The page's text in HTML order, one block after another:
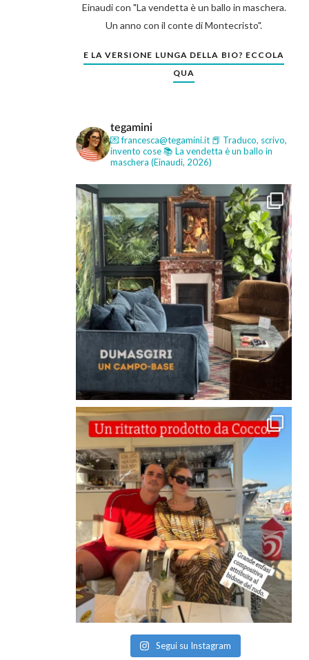
Einaudi con "La vendetta è un ballo in maschera.
Un anno con il conte di Montecristo".
E LA VERSIONE LUNGA DELLA BIO? ECCOLA
QUA
tegamini
💌 francesca@tegamini.it 📕 Traduco, scrivo,
invento cose📚 La vendetta è un ballo in
maschera (Einaudi, 2026)
Segui su Instagram